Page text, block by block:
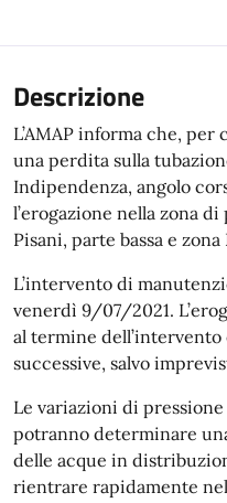
Descrizione
L’AMAP informa che,
una perdita sulla
Indipendenza, angolo
l’erogazione nella zona
Pisani, parte bassa e
L’intervento di
venerdì 9/07/2021.
al termine dell’intervento
successive, salvo
Le variazioni di
potranno determinare
delle acque in
rientrare rapidamente